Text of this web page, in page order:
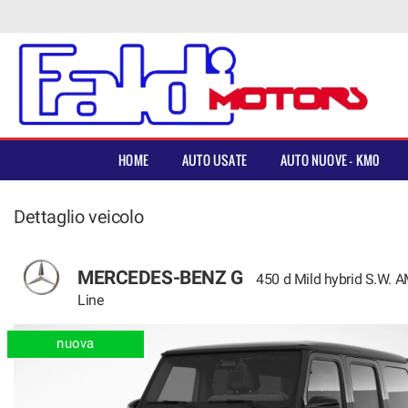
AUTO USATE
AUTO D’EPOCA
AUTO PER NEOPATENTATI
ASSISTENZA
HOME AUTO USATE AUTO NUOVE – KM0
Dettaglio veicolo
MERCEDES-BENZ G
450 d Mild hybrid S.W.
Line
nuova
tue
preferenze
consenso
Il
pannello
consente
le
tue
preferenze
consenso
alle